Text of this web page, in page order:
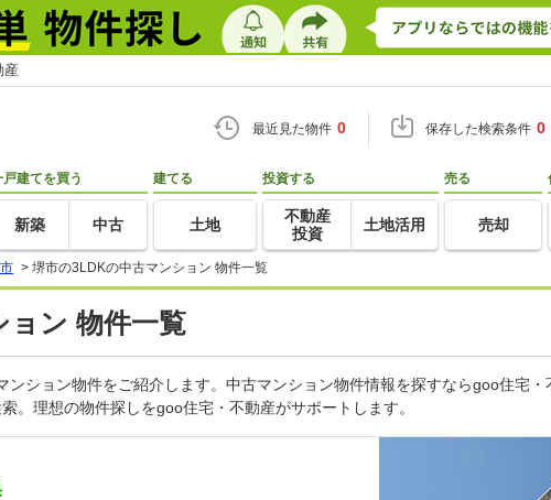
産
最近見た物件 0 保存した検索条件 0
戸建てを買う
新築 中古
建てる
土地
投資する
不動産
投資
土地活用
売る
売却
> 堺市の3LDKの中古マンション 物件一覧
ョン 物件一覧
ション物件をご紹介します。中古マンション物件情報を探すならgoo住宅・
。理想の物件探しをgoo住宅・不動産がサポートします。